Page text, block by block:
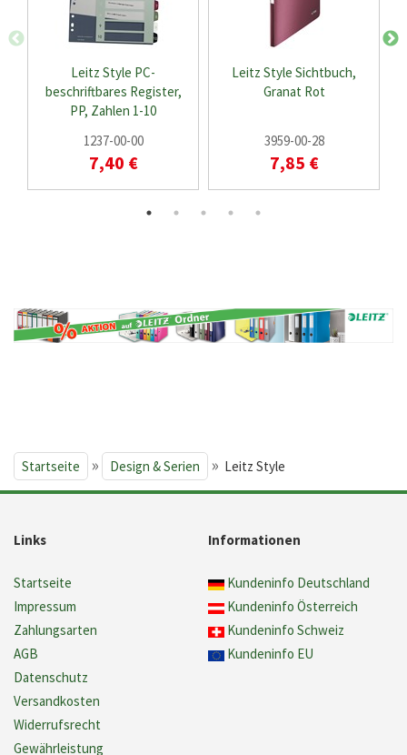
Leitz Style PC-
beschriftbares Register,
PP, Zahlen 1-10
1237-00-00
7,40 €
Leitz Style Sichtbuch,
Granat Rot
3959-00-28
7,85 €
Startseite » Design & Serien » Leitz Style
Links
Startseite
Impressum
Zahlungsarten
AGB
Datenschutz
Versandkosten
Widerrufsrecht
Gewährleistung
Informationen
Kundeninfo Deutschland
Kundeninfo Österreich
Kundeninfo Schweiz
Kundeninfo EU